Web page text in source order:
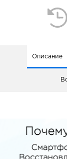
Описание